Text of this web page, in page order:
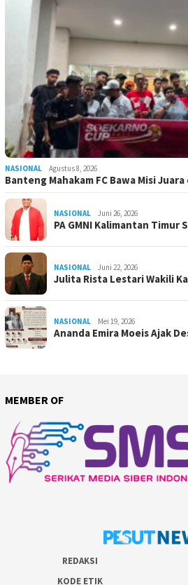
NASIONAL Agustus 8, 2026
Banteng Mahakam FC Bawa Misi
NASIONAL Juni 26, 2026
PA GMNI Kalimantan Timur
NASIONAL Juni 22, 2026
Julita Rista Lestari Wakili
NASIONAL Mei 19, 2026
Ananda Emira Moeis Ajak
MEMBER OF
REDAKSI
KODE ETIK